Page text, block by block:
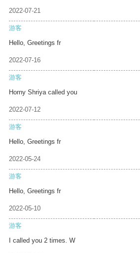
2022-07-21
游客
Hello, Greetings fr
2022-07-16
游客
Horny Shriya called you
2022-07-12
游客
Hello, Greetings fr
2022-05-24
游客
Hello, Greetings fr
2022-05-10
游客
I called you 2 times. W